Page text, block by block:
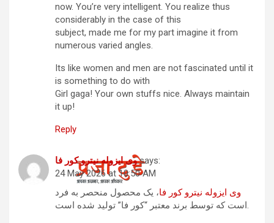
now. You’re very intelligent. You realize thus
considerably in the case of this
subject, made me for my part imagine it from
numerous varied angles.
Its like women and men are not fascinated until it
is something to do with
Girl gaga! Your own stuffs nice. Always maintain
it up!
Reply
وی ایزوله نیترو کور فا says:
24 May 2026 at 10:50 AM
وی ایزوله نیترو کور فا، یک محصول منحصر به فرد
است که توسط برند معتبر “کور فا” تولید شده است.